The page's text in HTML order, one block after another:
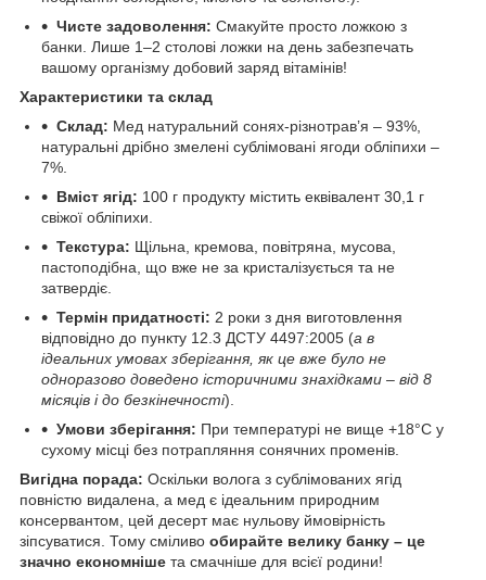
Чисте задоволення: Смакуйте просто ложкою з
банки. Лише 1–2 столові ложки на день забезпечать
вашому організму добовий заряд вітамінів!
Характеристики та склад
Склад: Мед натуральний сонях-різнотрав’я – 93%,
натуральні дрібно змелені сублімовані ягоди обліпихи –
7%.
Вміст ягід: 100 г продукту містить еквівалент 30,1 г
свіжої обліпихи.
Текстура: Щільна, кремова, повітряна, мусова,
пастоподібна, що вже не за кристалізується та не
затвердіє.
Термін придатності: 2 роки з дня виготовлення
відповідно до пункту 12.3 ДСТУ 4497:2005 (а в
ідеальних умовах зберігання, як це вже було не
одноразово доведено історичними знахідками – від 8
місяців і до безкінечності).
Умови зберігання: При температурі не вище +18°C у
сухому місці без потрапляння сонячних променів.
Вигідна порада: Оскільки волога з сублімованих ягід
повністю видалена, а мед є ідеальним природним
консервантом, цей десерт має нульову ймовірність
зіпсуватися. Тому сміливо обирайте велику банку – це
значно економніше та смачніше для всієї родини!